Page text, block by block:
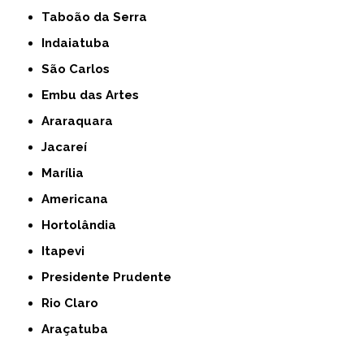
Taboão da Serra
Indaiatuba
São Carlos
Embu das Artes
Araraquara
Jacareí
Marília
Americana
Hortolândia
Itapevi
Presidente Prudente
Rio Claro
Araçatuba